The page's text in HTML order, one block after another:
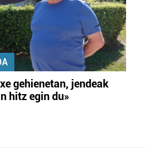
gehienetan, jendeak
hitz egin du»